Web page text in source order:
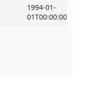
1994-01-
01T00:00:00Z
eller